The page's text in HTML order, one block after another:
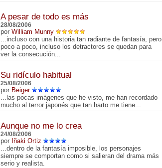
A pesar de todo es más
28/08/2006
por William Munny
...incluso con una historia tan radiante de fantasía, pero
poco a poco, incluso los detractores se quedan para
ver la consecución...
Su ridículo habitual
25/08/2006
por Beiger
...las pocas imágenes que he visto, me han recordado
mucho al terror japonés que tan harto me tiene...
Aunque no me lo crea
24/08/2006
por Iñaki Ortiz
...dentro de la fantasía imposible, los personajes
siempre se comportan como si salieran del drama más
serio y realista.